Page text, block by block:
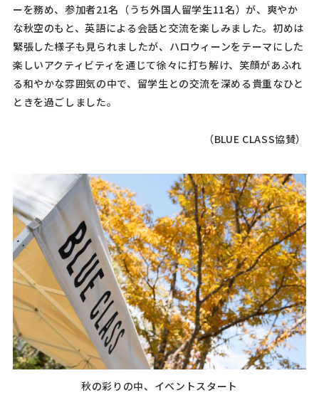
ーを務め、参加者21名（うち外国人留学生11名）が、爽やか
な秋空のもと、英語による会話と交流を楽しみました。初めは
緊張した様子も見られましたが、ハロウィーンをテーマにした
楽しいアクティビティを通じて徐々に打ち解け、笑顔があふれ
る和やかな雰囲気の中で、留学生との交流を深める貴重なひと
ときを過ごしました。
（BLUE CLASS協賛）
秋の彩りの中、イベントスタート